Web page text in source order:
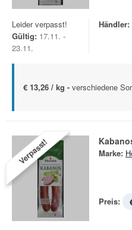
Leider verpasst!
Gültig: 17.11. -
23.11.
Händler:
€ 13,26 / kg - verschiedene
Verpasst! Marke:
Preis: